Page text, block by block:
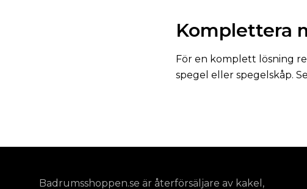
Komplettera
För en komplett lösning
spegel eller spegelskåp.
Badrumsshoppen.se är återförsäljare av kakel,